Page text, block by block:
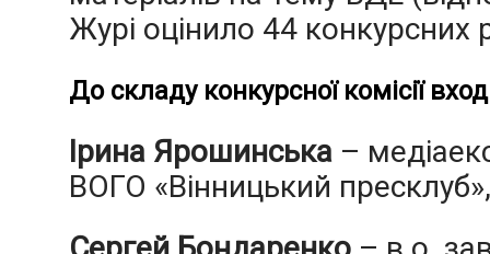
Журі оцінило 44 конкурсних
До складу конкурсної комісії
Ірина Ярошинська –
ВОГО «Вінницький пресклуб»,